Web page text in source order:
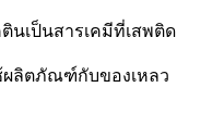
เป็นสารเคมีที่เสพติด
ผลิตภัณฑ์กับของเหลว